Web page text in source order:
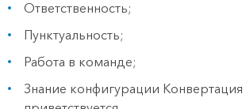
Ответственность;
Пунктуальность;
Работа в команде;
Знание конфигурации Конвертация